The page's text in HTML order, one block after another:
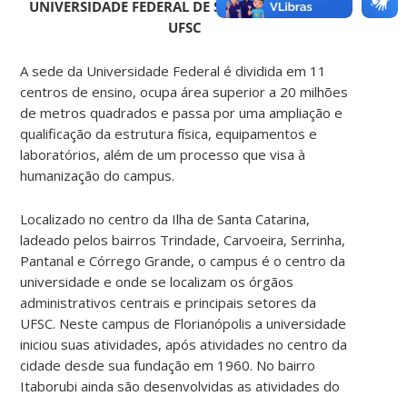
UNIVERSIDADE FEDERAL DE SANTA CATARINA –
UFSC
A sede da Universidade Federal é dividida em 11
centros de ensino, ocupa área superior a 20 milhões
de metros quadrados e passa por uma ampliação e
qualificação da estrutura física, equipamentos e
laboratórios, além de um processo que visa à
humanização do campus.
Localizado no centro da Ilha de Santa Catarina,
ladeado pelos bairros Trindade, Carvoeira, Serrinha,
Pantanal e Córrego Grande, o campus é o centro da
universidade e onde se localizam os órgãos
administrativos centrais e principais setores da
UFSC. Neste campus de Florianópolis a universidade
iniciou suas atividades, após atividades no centro da
cidade desde sua fundação em 1960. No bairro
Itaborubi ainda são desenvolvidas as atividades do